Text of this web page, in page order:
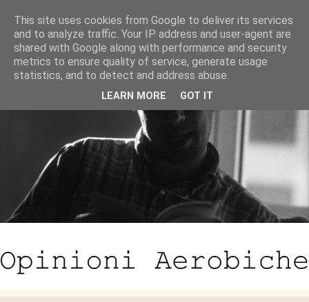
This site uses cookies from Google to deliver its services
and to analyze traffic. Your IP address and user-agent are
shared with Google along with performance and security
metrics to ensure quality of service, generate usage
statistics, and to detect and address abuse.
LEARN MORE GOT IT